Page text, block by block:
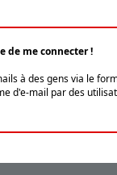
de me connecter !
à des gens via le
d'e-mail par des